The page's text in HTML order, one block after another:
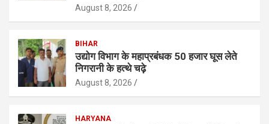
August 8, 2026
BIHAR
उद्योग विभाग के महाप्रबंधक 50 हजार घूस लेते
निगरानी के हत्थे चढ़े
August 8, 2026
HARYANA